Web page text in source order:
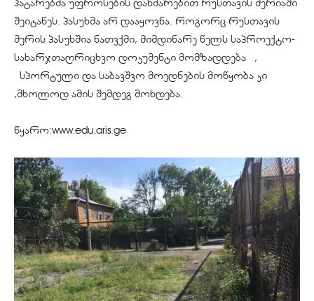
პატარებმა უფროსების დახმარებით რუსთავის მერიაში
შეიტანეს. პასუხმა არ დააყოვნა. როგორც რუსთავის
მერის პასუხშია ნათვქმი, მიმდინარე წელს საპროექტო-
სახარჯთაღრიცხვო დოკუმენტი მომზადდება ,
სპორტული და საბავშვო მოედნების მოწყობა კი
,მხოლოდ ამის შემდეგ მოხდება.
წყარო:www.edu.aris.ge